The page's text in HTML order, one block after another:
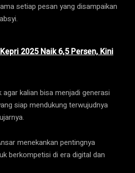
setiap pesan yang disampaikan
2025 Naik 6,5 Persen, Kini
agar kalian bisa menjadi generasi
siap mendukung terwujudnya
menekankan pentingnya
berkompetisi di era digital dan